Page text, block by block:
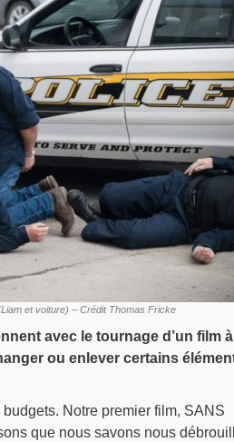
et voiture) – Crédit Thomas Fricke
avec le tournage d’un film à
ou enlever certains
Notre premier film, SANS
que nous savons nous